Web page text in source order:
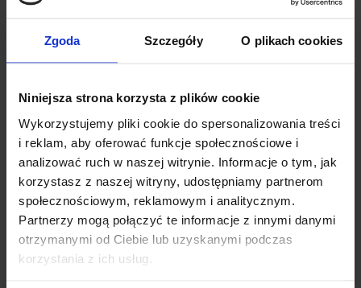
Zgoda Szczegóły O plikach cookies
Niniejsza strona korzysta z plików cookie
Wykorzystujemy pliki cookie do spersonalizowania treści
i reklam, aby oferować funkcje społecznościowe i
analizować ruch w naszej witrynie. Informacje o tym, jak
korzystasz z naszej witryny, udostępniamy partnerom
społecznościowym, reklamowym i analitycznym.
Partnerzy mogą połączyć te informacje z innymi danymi
otrzymanymi od Ciebie lub uzyskanymi podczas
korzystania z ich usług.
×
Cyna lutownicza 1,00mm 16g Sn60Pb40 z topnikiem
fiolka
ilość